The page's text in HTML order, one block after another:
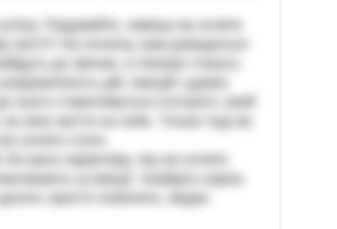
Подумайте, навіщо ви хочете
дій, емоцій і думок.
риси характеру, яку ви хочете